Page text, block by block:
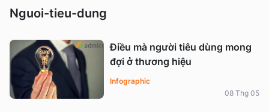
Nguoi-tieu-dung
Điều mà người tiêu dùng mong
đợi ở thương hiệu
Infographic
08 Thg 05